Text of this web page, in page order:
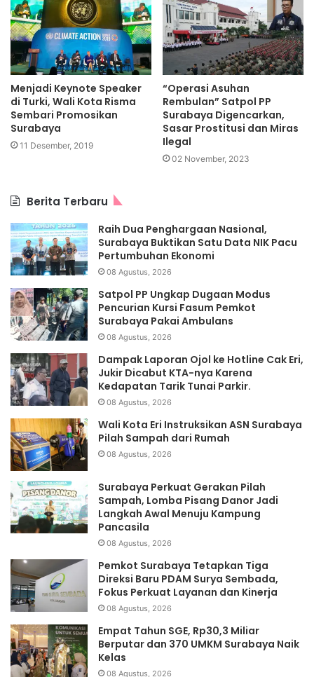
Menjadi Keynote Speaker
di Turki, Wali Kota Risma
Sembari Promosikan
Surabaya
11 Desember, 2019
“Operasi Asuhan
Rembulan” Satpol PP
Surabaya Digencarkan,
Sasar Prostitusi dan Miras
Ilegal
02 November, 2023
Berita Terbaru
Raih Dua Penghargaan Nasional,
Surabaya Buktikan Satu Data NIK Pacu
Pertumbuhan Ekonomi
08 Agustus, 2026
Satpol PP Ungkap Dugaan Modus
Pencurian Kursi Fasum Pemkot
Surabaya Pakai Ambulans
08 Agustus, 2026
Dampak Laporan Ojol ke Hotline Cak Eri,
Jukir Dicabut KTA-nya Karena
Kedapatan Tarik Tunai Parkir.
08 Agustus, 2026
Wali Kota Eri Instruksikan ASN Surabaya
Pilah Sampah dari Rumah
08 Agustus, 2026
Surabaya Perkuat Gerakan Pilah
Sampah, Lomba Pisang Danor Jadi
Langkah Awal Menuju Kampung
Pancasila
08 Agustus, 2026
Pemkot Surabaya Tetapkan Tiga
Direksi Baru PDAM Surya Sembada,
Fokus Perkuat Layanan dan Kinerja
08 Agustus, 2026
Empat Tahun SGE, Rp30,3 Miliar
Berputar dan 370 UMKM Surabaya Naik
Kelas
08 Agustus, 2026